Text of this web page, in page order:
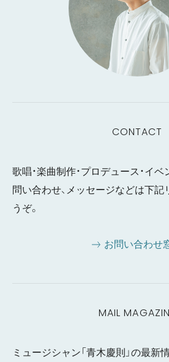
CONTACT
歌唱・楽曲制作・プロデュース・イ
問い合わせ、メッセージなどは下
うぞ。
お問い合わせ
MAIL
ミュージシャン「青木慶則」の最新